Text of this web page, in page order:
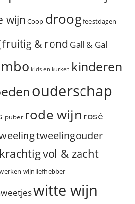
wijn Coop droogfeestdagen
fruitig & rond Gall & Gall
kids en kurken kinderen
ouderschap
puber rode wijn rosé
tweelingouder
vol & zacht
wijnliefhebber
witte wijn